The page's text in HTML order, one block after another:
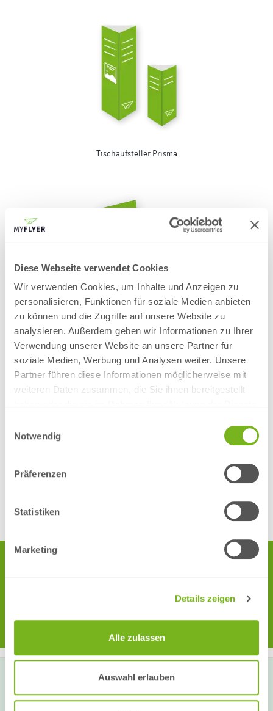
Diese Webseite verwendet Cookies
Wir verwenden Cookies, um Inhalte und Anzeigen zu
personalisieren, Funktionen für soziale Medien anbieten
zu können und die Zugriffe auf unsere Website zu
analysieren. Außerdem geben wir Informationen zu Ihrer
Verwendung unserer Website an unsere Partner für
soziale Medien, Werbung und Analysen weiter. Unsere
Partner führen diese Informationen möglicherweise mit
weiteren Daten zusammen, die Sie ihnen bereitgestellt
Notwendig
Präferenzen
Statistiken
Marketing
Details zeigen
Alle zulassen
Auswahl erlauben
Tischaufsteller Prisma
Tischaufsteller Klassik
Tischaufsteller von myflyer.de
Haben Sie Fragen oder wünschen eine Beratung? Wir sind gerne für
Über unsere kostenlose Service-Telefonnummer 0800 55 003 80 (aus
dem Ausland +49 9561 976 2471) erreichen Sie uns von Montag bis
Donnerstag von 8:00 Uhr bis 17:00 Uhr und freitags von 08:00 Uhr bis
Datencheck